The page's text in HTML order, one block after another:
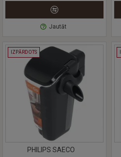
Jautāt
IZPĀRDOTS
PHILIPS SAECO